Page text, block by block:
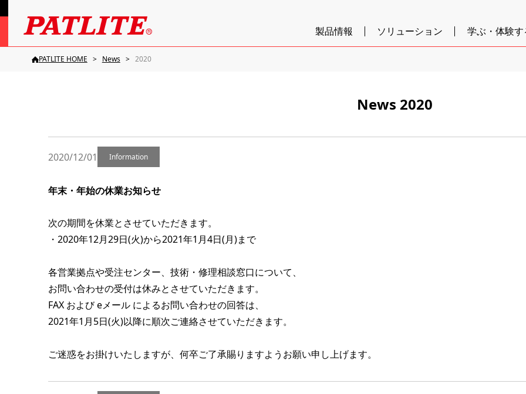
製品情報 ソリューション 学ぶ・体験す
PATLITE HOME News 2020
News 2020
2020/12/01 Information
年末・年始の休業お知らせ
次の期間を休業とさせていただきます。
・2020年12月29日(火)から2021年1月4日(月)まで
各営業拠点や受注センター、技術・修理相談窓⼝について、
お問い合わせの受付は休みとさせていただきます。
FAX および eメール によるお問い合わせの回答は、
2021年1⽉5⽇(火)以降に順次ご連絡させていただきます。
ご迷惑をお掛けいたしますが、何卒ご了承賜りますようお願い申し上げます。